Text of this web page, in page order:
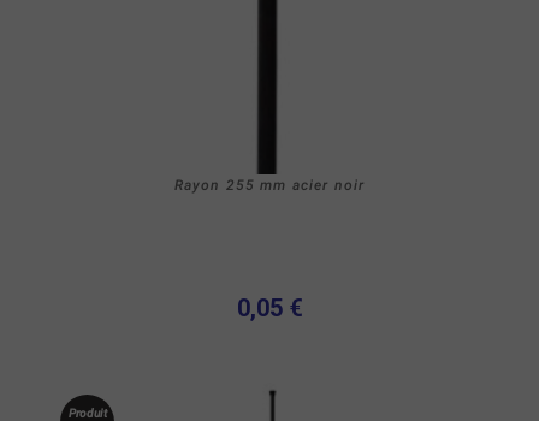
Rayon 255 mm acier noir
0,05 €
Produit